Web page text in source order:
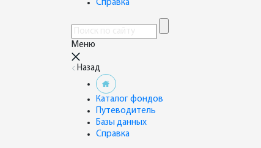
Справка
Меню
Назад
Каталог фондов
Путеводитель
Базы данных
Справка